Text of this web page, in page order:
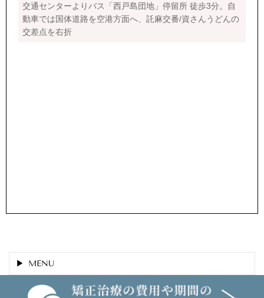
交通センターよりバス「西戸島団地」停留所 徒歩3分。自
動車では国体道路を空港方面へ、託麻交番/資さんうどんの
交差点を右折
MENU